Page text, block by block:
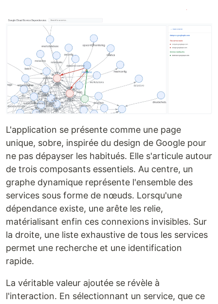
L'application se présente comme une page
unique, sobre, inspirée du design de Google pour
ne pas dépayser les habitués. Elle s'articule autour
de trois composants essentiels. Au centre, un
graphe dynamique représente l'ensemble des
services sous forme de nœuds. Lorsqu'une
dépendance existe, une arête les relie,
matérialisant enfin ces connexions invisibles. Sur
la droite, une liste exhaustive de tous les services
permet une recherche et une identification
rapide.
La véritable valeur ajoutée se révèle à
l'interaction. En sélectionnant un service, que ce